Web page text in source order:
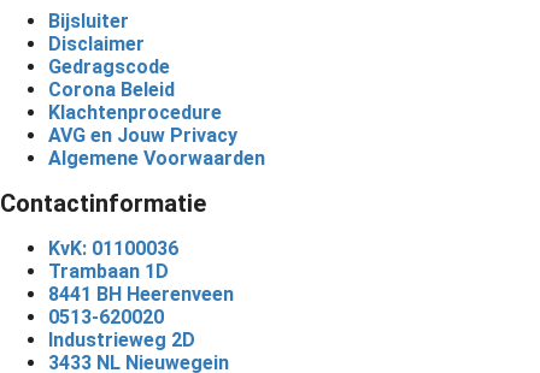
Bijsluiter
Disclaimer
Gedragscode
Corona Beleid
Klachtenprocedure
AVG en Jouw Privacy
Algemene Voorwaarden
Contactinformatie
KvK: 01100036
Trambaan 1D
8441 BH Heerenveen
0513-620020
Industrieweg 2D
3433 NL Nieuwegein